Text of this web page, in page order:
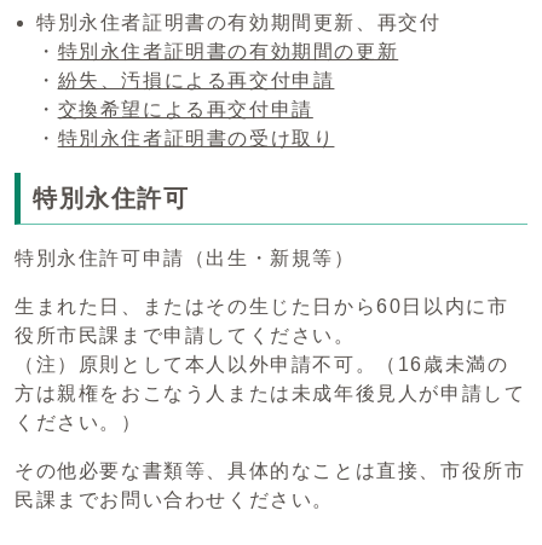
特別永住者証明書の有効期間更新、再交付
・ 特別永住者証明書の有効期間の更新
・ 紛失、汚損による再交付申請
・ 交換希望による再交付申請
・ 特別永住者証明書の受け取り
特別永住許可
特別永住許可申請（出生・新規等）
生まれた日、またはその生じた日から60日以内に市
役所市民課まで申請してください。
（注）原則として本人以外申請不可。（16歳未満の
方は親権をおこなう人または未成年後見人が申請して
ください。）
その他必要な書類等、具体的なことは直接、市役所市
民課までお問い合わせください。